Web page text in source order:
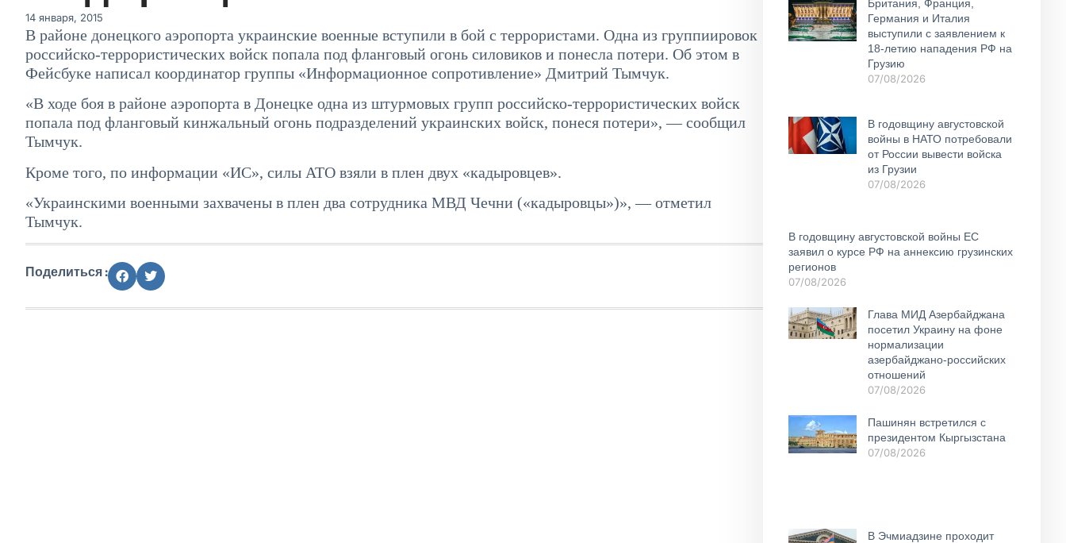
14 января, 2015
В районе донецкого аэропорта украинские военные вступили в бой с террористами. Одна из группиировок
российско-террористических войск попала под фланговый огонь силовиков и понесла потери. Об этом в
Фейсбуке написал координатор группы «Информационное сопротивление» Дмитрий Тымчук.
«В ходе боя в районе аэропорта в Донецке одна из штурмовых групп российско-террористических войск
попала под фланговый кинжальный огонь подразделений украинских войск, понеся потери», — сообщил
Тымчук.
Кроме того, по информации «ИС», силы АТО взяли в плен двух «кадыровцев».
«Украинскими военными захвачены в плен два сотрудника МВД Чечни («кадыровцы»)», — отметил
Тымчук.
Поделиться :
Британия, Франция,
Германия и Италия
выступили с заявлением к
18-летию нападения РФ на
Грузию
07/08/2026
В годовщину августовской
войны в НАТО потребовали
от России вывести войска
из Грузии
07/08/2026
В годовщину августовской войны ЕС
заявил о курсе РФ на аннексию грузинских
регионов
07/08/2026
Глава МИД Азербайджана
посетил Украину на фоне
нормализации
азербайджано-российских
отношений
07/08/2026
Пашинян встретился с
президентом Кыргызстана
07/08/2026
В Эчмиадзине проходит